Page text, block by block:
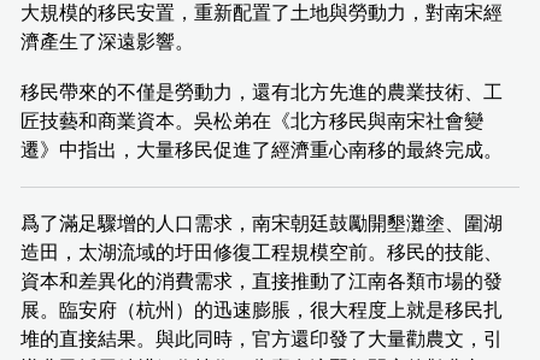
大規模的移民安置，重新配置了土地與勞動力，對南宋經
濟產生了深遠影響。
移民帶來的不僅是勞動力，還有北方先進的農業技術、工
匠技藝和商業資本。吳松弟在《北方移民與南宋社會變
遷》中指出，大量移民促進了經濟重心南移的最終完成。
爲了滿足驟增的人口需求，南宋朝廷鼓勵開墾灘塗、圍湖
造田，太湖流域的圩田修復工程規模空前。移民的技能、
資本和差異化的消費需求，直接推動了江南各類市場的發
展。臨安府（杭州）的迅速膨脹，很大程度上就是移民扎
堆的直接結果。與此同時，官方還印發了大量勸農文，引